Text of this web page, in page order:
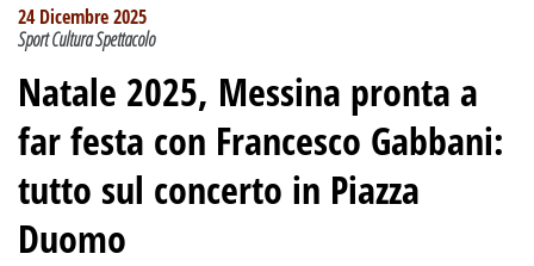
24 Dicembre 2025
Sport Cultura Spettacolo
Natale 2025, Messina pronta a
far festa con Francesco Gabbani:
tutto sul concerto in Piazza
Duomo